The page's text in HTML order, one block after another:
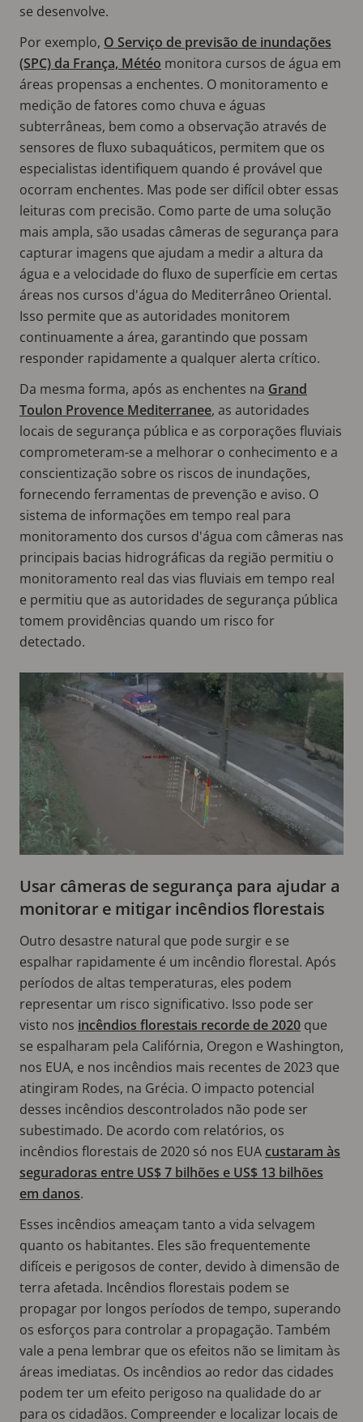
se desenvolve.
Por exemplo, O Serviço de previsão de inundações
(SPC) da França, Météo monitora cursos de água em
áreas propensas a enchentes. O monitoramento e
medição de fatores como chuva e águas
subterrâneas, bem como a observação através de
sensores de fluxo subaquáticos, permitem que os
especialistas identifiquem quando é provável que
ocorram enchentes. Mas pode ser difícil obter essas
leituras com precisão. Como parte de uma solução
mais ampla, são usadas câmeras de segurança para
capturar imagens que ajudam a medir a altura da
água e a velocidade do fluxo de superfície em certas
áreas nos cursos d'água do Mediterrâneo Oriental.
Isso permite que as autoridades monitorem
continuamente a área, garantindo que possam
responder rapidamente a qualquer alerta crítico.
Da mesma forma, após as enchentes na Grand
Toulon Provence Mediterranee, as autoridades
locais de segurança pública e as corporações fluviais
comprometeram-se a melhorar o conhecimento e a
conscientização sobre os riscos de inundações,
fornecendo ferramentas de prevenção e aviso. O
sistema de informações em tempo real para
monitoramento dos cursos d'água com câmeras nas
principais bacias hidrográficas da região permitiu o
monitoramento real das vias fluviais em tempo real
e permitiu que as autoridades de segurança pública
tomem providências quando um risco for
detectado.
Usar câmeras de segurança para ajudar a
monitorar e mitigar incêndios florestais
Outro desastre natural que pode surgir e se
espalhar rapidamente é um incêndio florestal. Após
períodos de altas temperaturas, eles podem
representar um risco significativo. Isso pode ser
visto nos incêndios florestais recorde de 2020 que
se espalharam pela Califórnia, Oregon e Washington,
nos EUA, e nos incêndios mais recentes de 2023 que
atingiram Rodes, na Grécia. O impacto potencial
desses incêndios descontrolados não pode ser
subestimado. De acordo com relatórios, os
incêndios florestais de 2020 só nos EUA custaram às
seguradoras entre US$ 7 bilhões e US$ 13 bilhões
em danos.
Esses incêndios ameaçam tanto a vida selvagem
quanto os habitantes. Eles são frequentemente
difíceis e perigosos de conter, devido à dimensão de
terra afetada. Incêndios florestais podem se
propagar por longos períodos de tempo, superando
os esforços para controlar a propagação. Também
vale a pena lembrar que os efeitos não se limitam às
áreas imediatas. Os incêndios ao redor das cidades
podem ter um efeito perigoso na qualidade do ar
para os cidadãos. Compreender e localizar locais de